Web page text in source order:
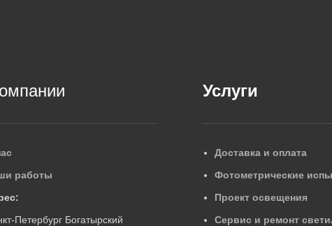
работы
Петербург Богатырский
Услуги
Доставка и оплата
Фотометрические
Проект освещения
Сервис и ремонт